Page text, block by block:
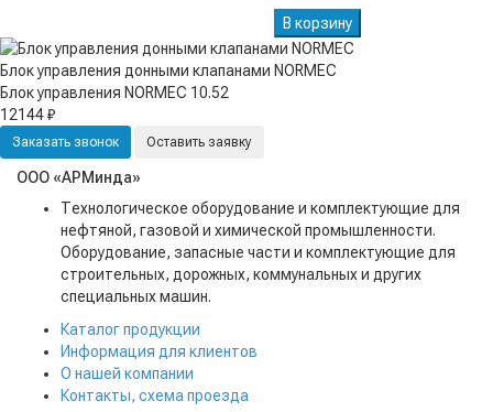
В корзину
Блок управления донными клапанами NORMEC
Блок управления NORMEC 10.52
12144 ₽
Заказать звонок Оставить заявку
ООО «АРМинда»
Технологическое оборудование и комплектующие для
нефтяной, газовой и химической промышленности.
Оборудование, запасные части и комплектующие для
строительных, дорожных, коммунальных и других
специальных машин.
Каталог продукции
Информация для клиентов
О нашей компании
Контакты, схема проезда